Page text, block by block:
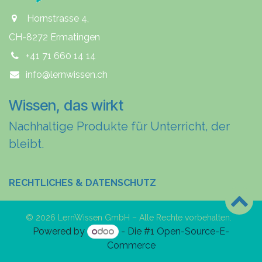
Hornstrasse 4,
CH-8272 Ermatingen
+41 71 660 14 14
info@lernwissen.ch
Wissen, das wirkt
Nachhaltige Produkte für Unterricht, der
bleibt.
RECHTLICHES & DATENSCHUTZ
© 2026 LernWissen GmbH – Alle Rechte vorbehalten.
Powered by - Die #1 Open-Source-E-
Commerce